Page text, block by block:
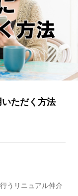
ただく方法
うリニュアル仲介